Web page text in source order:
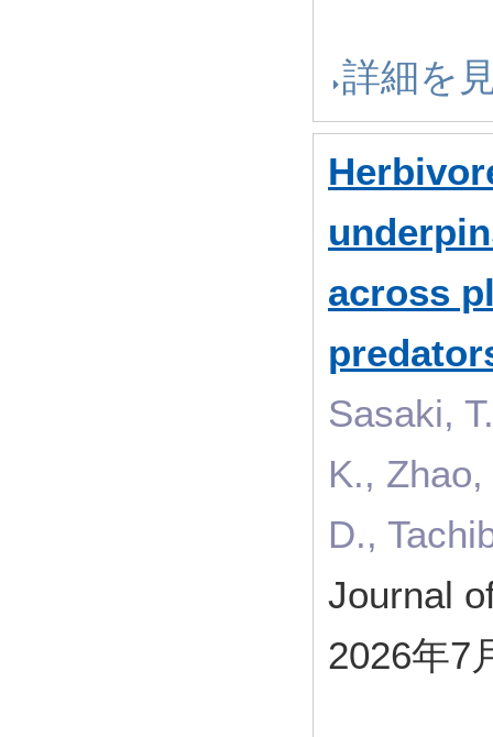
詳細を
across
Sasaki,
K.,
D.,
Journal
2026年7